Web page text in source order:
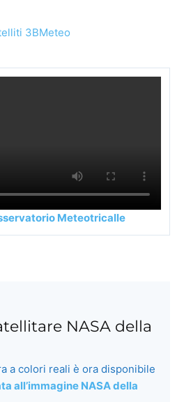
3BMeteo
Meteotricalle
NASA della
a colori reali è ora disponibile
all’immagine NASA della